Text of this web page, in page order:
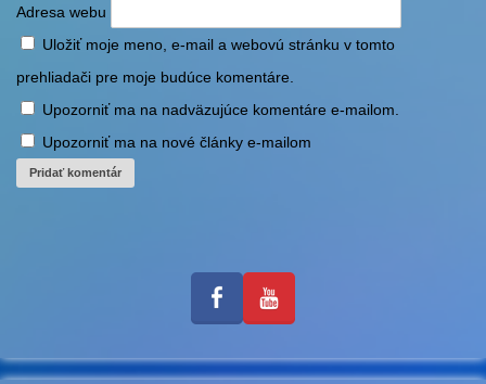
Adresa webu
Uložiť moje meno, e-mail a webovú stránku v tomto
prehliadači pre moje budúce komentáre.
Upozorniť ma na nadväzujúce komentáre e-mailom.
Upozorniť ma na nové články e-mailom